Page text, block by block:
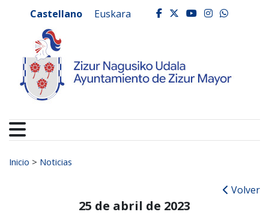
Ayuntamiento de
Castellano Euskara facebook
twitter
youtube
Buscar:
Inicio > Noticias
Volver
25 de abril de 2023